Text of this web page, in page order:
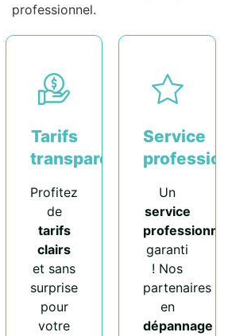
professionnel.
Tarifs
transparents
Profitez
de
tarifs
clairs
et sans
surprise
pour
votre
Service
Un
service
professionnel
garanti
! Nos
partenaires
en
dépannage